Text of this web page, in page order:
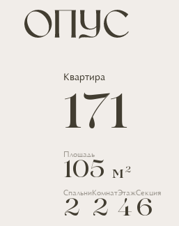
Квартира
171
Площадь
105 м 2
Спальни
2
Комнат
2
Этаж
4
Секция
6